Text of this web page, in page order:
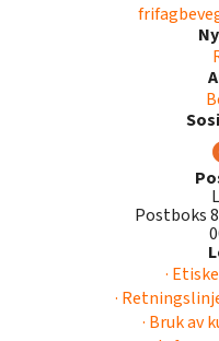
Postboks
·
·
· Bruk av